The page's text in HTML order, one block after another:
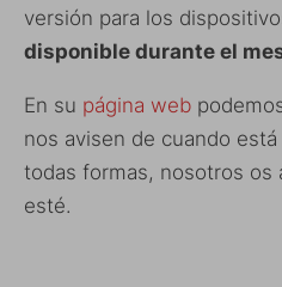
versión para los
disponible durante el
En su página web
nos avisen de cuando
todas formas, nosotros os
esté.